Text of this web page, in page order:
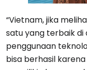
“Vietnam, jika
satu yang terbaik di
penggunaan
bisa berhasil